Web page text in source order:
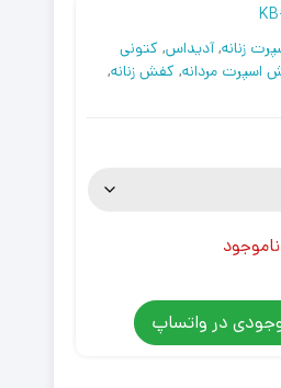
زنانه,آدیداس, کتونی
اسپرت مردانه, کفش زنانه,
ناموجود
در واتساپ